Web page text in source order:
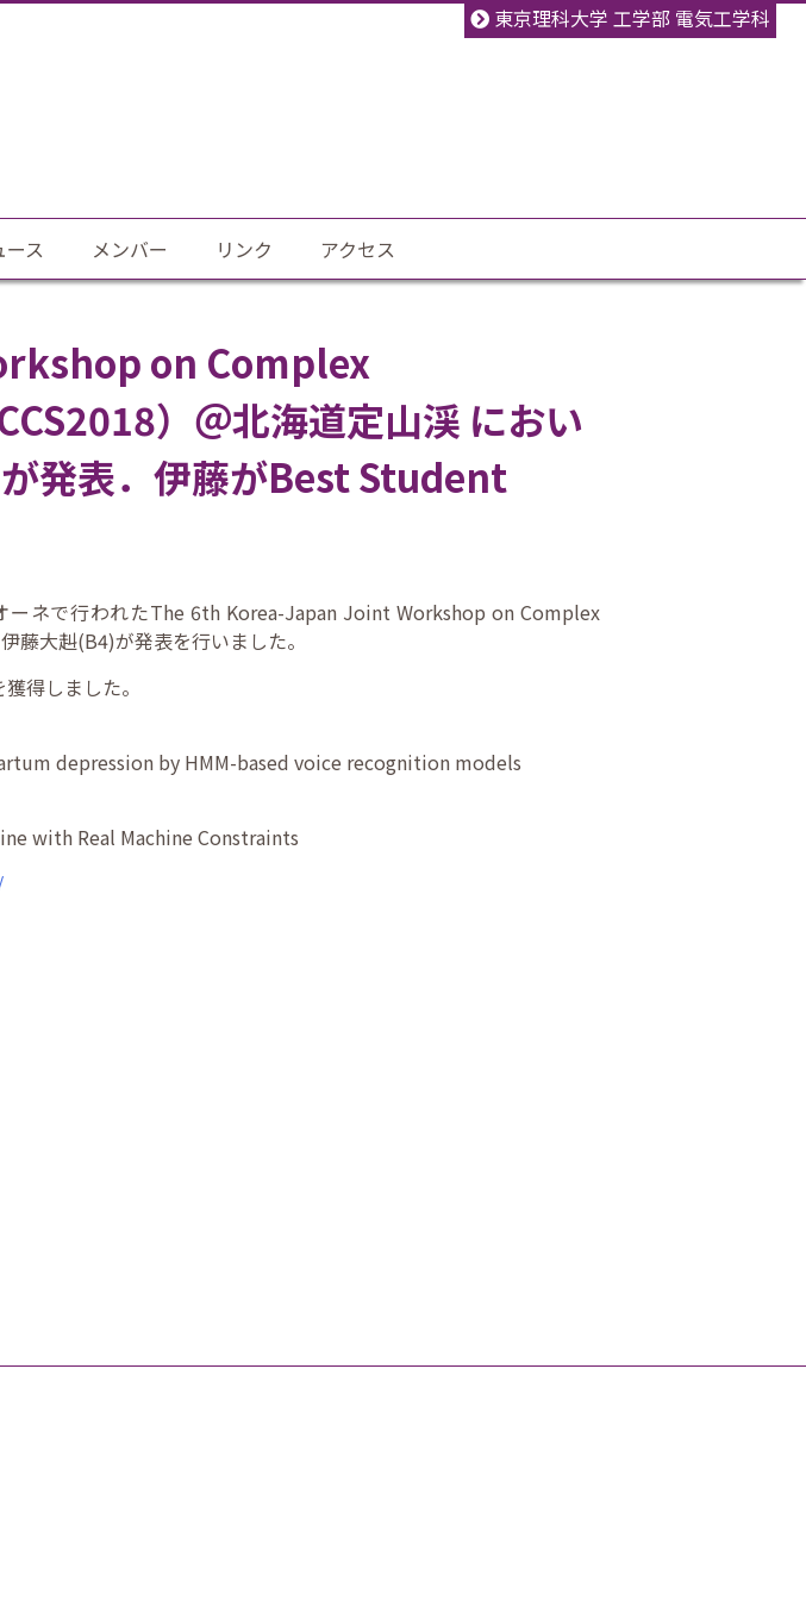
東京理科大学 工学部 電気工学科
ース メンバー リンク アクセス
on Complex
）＠北海道定山渓 におい
発表．伊藤がBest Student
ネで行われたThe 6th Korea-Japan Joint Workshop on Complex
大赳(B4)が発表を行いました。
得しました。
depression by HMM-based voice recognition models
with Real Machine Constraints